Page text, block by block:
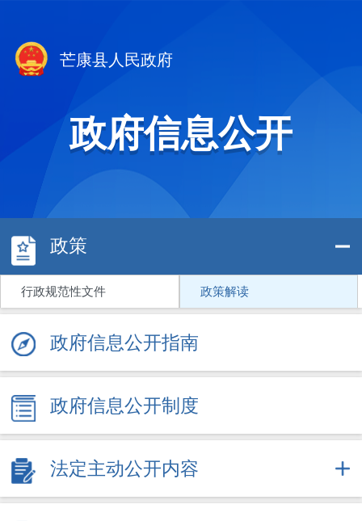
芒康县人民政府
政府信息公开
政策
行政规范性文件 政策解读
政府信息公开指南
政府信息公开制度
法定主动公开内容